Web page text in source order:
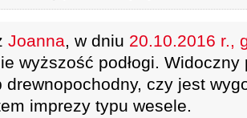
Joanna, w dniu 20.10.2016 r.,
wyższość podłogi.
drewnopochodny, czy jest
imprezy typu wesele.